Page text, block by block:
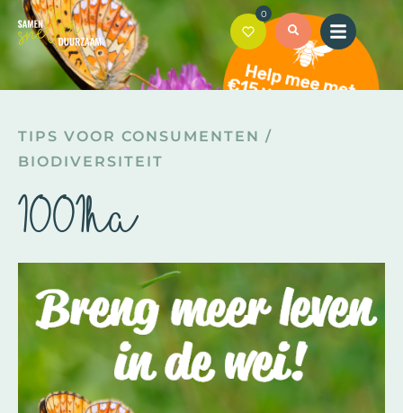
0
TIPS VOOR CONSUMENTEN /
BIODIVERSITEIT
1001ha